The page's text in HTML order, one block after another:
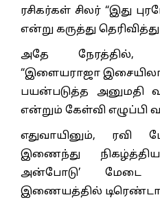
ரசிகர்கள் சிலர் “இது
என்று கருத்து
அதே நேரத்தில்,
“இளையராஜா
பயன்படுத்த அனுமதி
என்றும் கேள்வி எழுப்பி
எதுவாயினும்,
இணைந்து
அன்போடு’ மேடை
இணையத்தில்